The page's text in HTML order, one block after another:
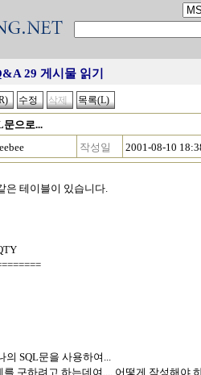
29 게시물 읽기
문으로...
작성일 2001-08-10
은 테이블이 있습니다.
의 SQL문을 사용하여...
를 구하려고 하는데여.... 어떻게 작성해야